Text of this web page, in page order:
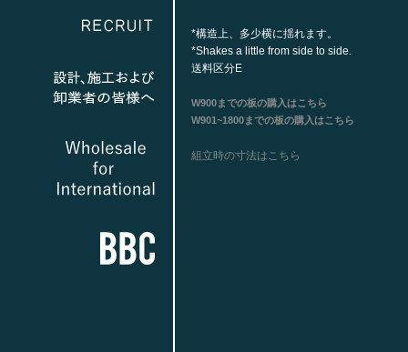
*構造上、多少横に揺れます。
*Shakes a little from side to side.
送料区分E
W900までの板の購入はこちら
W901~1800までの板の購入はこちら
組立時の寸法はこちら